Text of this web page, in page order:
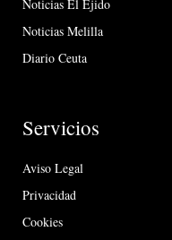
Noticias El Ejido
Noticias Melilla
Diario Ceuta
Servicios
Aviso Legal
Privacidad
Cookies